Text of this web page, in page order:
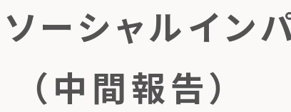
ソーシャルイ
（中間報告）